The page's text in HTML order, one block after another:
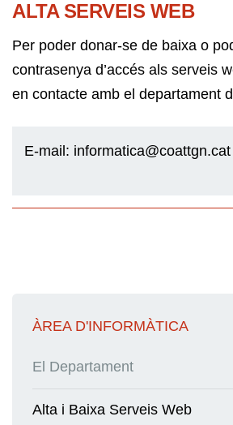
ÀREA D'INFORMÀTICA
El Departament
Alta i Baixa Serveis Web
ALTA SERVEIS WEB
Per poder donar-se de baixa o
contrasenya d’accés als serveis
en contacte amb el departament
E-mail: informatica@coattgn.cat